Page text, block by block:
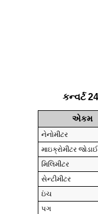
કન્વર્ટ
એકમ
નેનોમીટર
માઇક્રોમીટર જોડાઈ
મિલિમીટર
સેન્ટીમીટર
ઇંચ
પગ